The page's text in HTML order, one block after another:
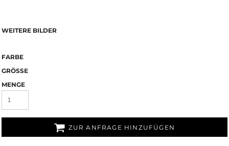
WEITERE BILDER
FARBE
GRÖSSE
MENGE
ZUR ANFRAGE HINZUFÜGEN